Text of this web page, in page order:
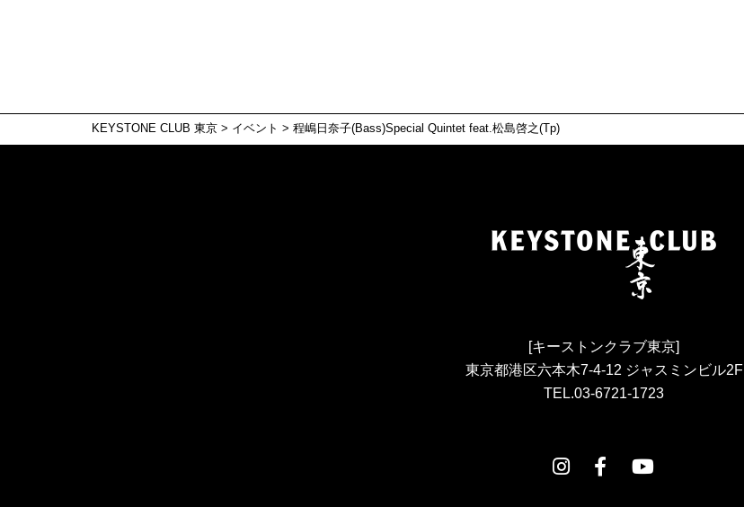
KEYSTONE CLUB 東京 > イベント > 程嶋日奈子(Bass)Special Quintet feat.松島啓之(Tp)
[キーストンクラブ東京]
東京都港区六本木7-4-12 ジャスミンビル2F
TEL.03-6721-1723